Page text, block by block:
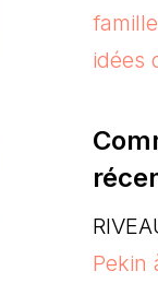
idées
Pekin